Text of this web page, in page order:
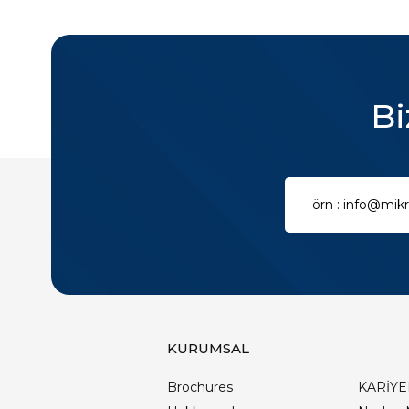
KURUMSAL
Brochures